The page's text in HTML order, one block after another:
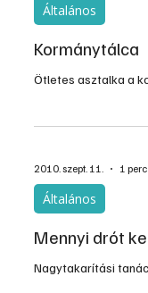
Általános
Kormánytálca
Ötletes asztalka a
2010. szept. 11. 1
Általános
Mennyi drót
Nagytakarítási